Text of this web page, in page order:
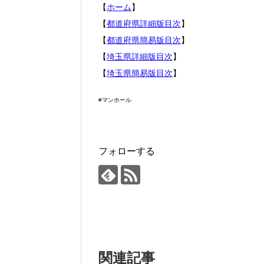
【ホーム】
【都道府県詳細版目次】
【都道府県簡易版目次】
【埼玉県詳細版目次】
【埼玉県簡易版目次】
#マンホール
フォローする
関連記事